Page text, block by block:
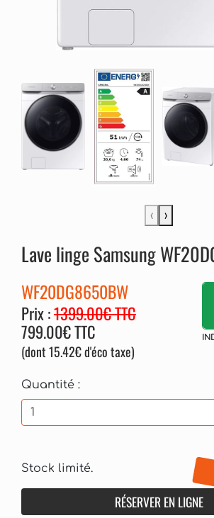
‹ ›
Lave linge Samsung
WF20DG8650BW
Prix :1399.00€ TTC
799.00€ TTC
(dont 15.42€ d'éco taxe)
Quantité :
Stock limité.
RÉSERVER EN LIGNE